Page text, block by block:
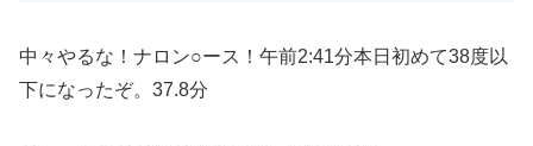
中々やるな！ナロン○ース！午前2:41分本日初めて38度以
下になったぞ。37.8分